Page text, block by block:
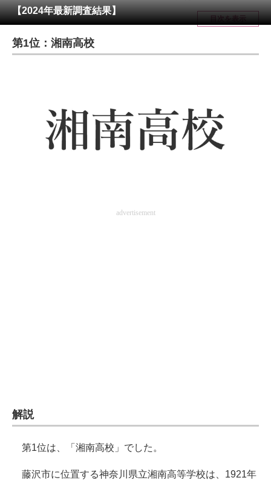
メディア
注目記事を集めた総合ページ
ITの今と未来を見通す
好きが集まる 比べて選べる
エレクトロニクス専門サイト
電子設計の基本と応用
エネルギーの専門メディア
【2024年最新調査結果】
目次を表示
第1位：湘南高校
advertisement
解説
第1位は、「湘南高校」でした。
藤沢市に位置する神奈川県立湘南高等学校は、1921年